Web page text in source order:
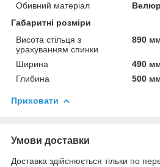
Обивний матеріал
Велюр
Габаритні розміри
Висота стільця з
урахуванням спинки
890
Ширина
490
Глибина
500
Приховати
Умови доставки
Доставка здійснюється тільки по